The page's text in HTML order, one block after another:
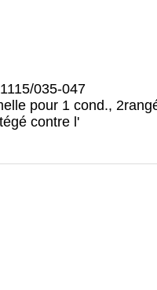
035-047
pour 1 cond.,
contre l'